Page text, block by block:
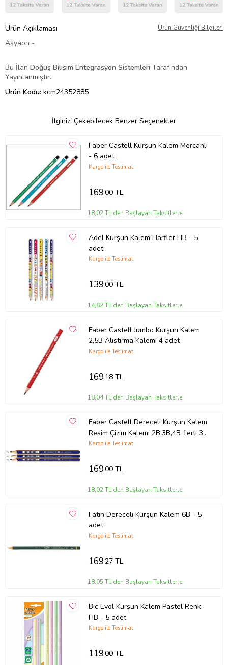
Ürün Açıklaması Ürün Güvenliği Bilgileri
Asyaon -
Bu İlan Doğuş Bilişim Entegrasyon Sistemleri Tarafından
Yayınlanmıştır.
Ürün Kodu: kcm24352885
İlginizi Çekebilecek Benzer Seçenekler
Faber Castell Kurşun Kalem Mercanlı
- 6 adet
Kargo ile Teslimat
169,00 TL
18,02 TL'den Başlayan Taksitlerle
Adel Kurşun Kalem Harfler HB - 5
adet
Kargo ile Teslimat
139,00 TL
14,82 TL'den Başlayan Taksitlerle
Faber Castell Jumbo Kurşun Kalem
2,5B Alıştırma Kalemi 4 adet
Kargo ile Teslimat
169,18 TL
18,04 TL'den Başlayan Taksitlerle
Faber Castell Dereceli Kurşun Kalem
Resim Çizim Kalemi 2B,3B,4B 1erli 3
adet
Kargo ile Teslimat
169,00 TL
18,02 TL'den Başlayan Taksitlerle
Fatih Dereceli Kurşun Kalem 6B - 5
adet
Kargo ile Teslimat
169,27 TL
18,05 TL'den Başlayan Taksitlerle
Bic Evol Kurşun Kalem Pastel Renk
HB - 5 adet
Kargo ile Teslimat
119,00 TL